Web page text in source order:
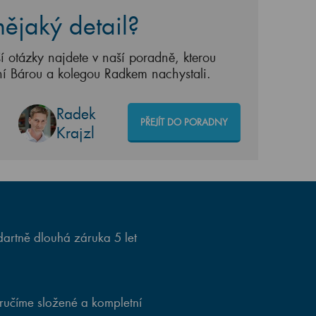
detail?
otázky najdete v naší poradně, kterou
Bárou a kolegou Radkem nachystali.
Radek
Krajzl
PŘEJÍT DO PORADNY
dlouhá záruka 5 let
složené a kompletní